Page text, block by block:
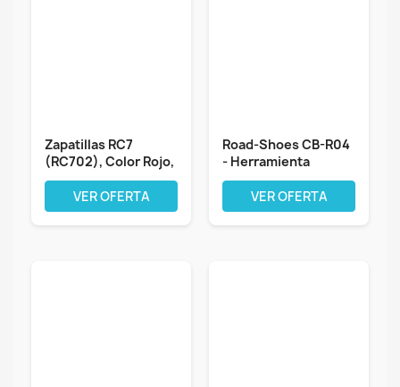
Zapatillas RC7
(RC702), Color Rojo,
Talla
VER OFERTA
Road-Shoes CB-R04
- Herramienta
Manual para...
VER OFERTA